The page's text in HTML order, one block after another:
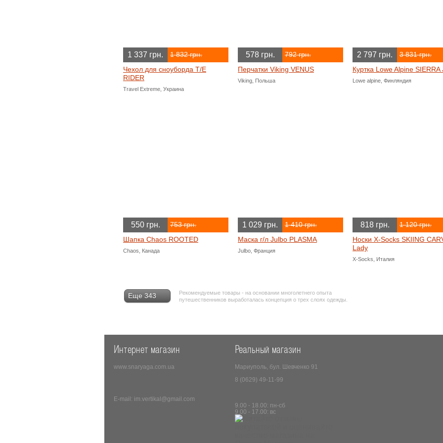
1 337 грн. 1 832 грн.
Чехол для сноуборда T/E
RIDER
Travel Extreme, Украина
578 грн. 792 грн.
Перчатки Viking VENUS
Viking, Польша
2 797 грн. 3 831 грн.
Куртка Lowe Alpine SIERRA
Lowe alpine, Финляндия
550 грн. 753 грн.
Шапка Chaos ROOTED
Chaos, Канада
1 029 грн. 1 410 грн.
Маска г/л Julbo PLASMA
Julbo, Франция
818 грн. 1 120 грн.
Носки X-Socks SKIING
Lady
X-Socks, Италия
Еще 343
Рекомендуемые товары - на основании многолетнего опыта
путешественников выработалась концепция о трех слоях одежды.
Интернет магазин
www.snaryaga.com.ua
E-mail: im.vertikal@gmail.com
Реальный магазин
Мариуполь, бул. Шевченко 91
8 (0629) 49-11-99
9.00 - 18.00: пн-сб
9.00 - 17.00: вс